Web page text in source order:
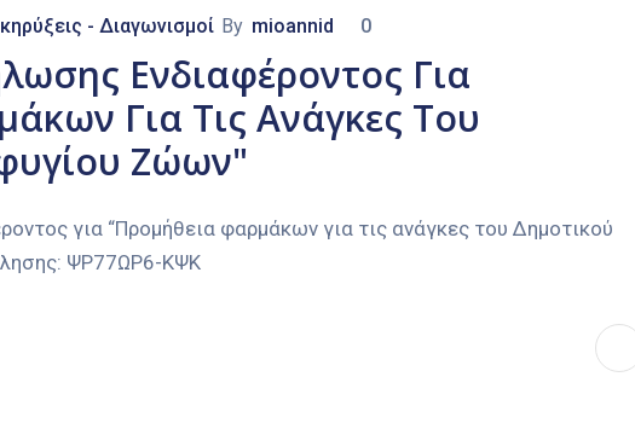
- Διαγωνισμοί By mioannid 0
Ενδιαφέροντος Για
Για Τις Ανάγκες Του
Ζώων"
για “Προμήθεια φαρμάκων για τις ανάγκες του Δημοτικού
ΨΡ77ΩΡ6-ΚΨΚ